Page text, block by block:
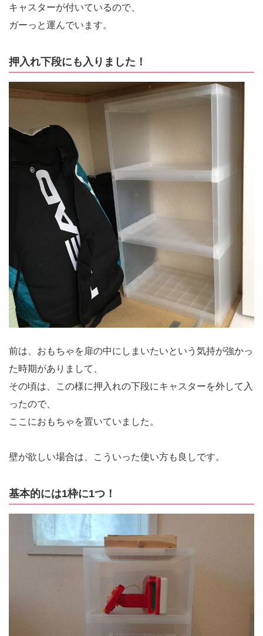
キャスターが付いているので、
ガーっと運んでいます。
押入れ下段にも入りました！
前は、おもちゃを扉の中にしまいたいという気持が強かっ
た時期がありまして、
その頃は、この様に押入れの下段にキャスターを外して入
ったので、
ここにおもちゃを置いていました。
壁が欲しい場合は、こういった使い方も良しです。
基本的には1枠に1つ！